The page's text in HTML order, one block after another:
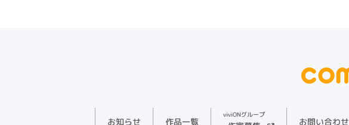
お知らせ 作品一覧
viviONグループ
お問い合わせ